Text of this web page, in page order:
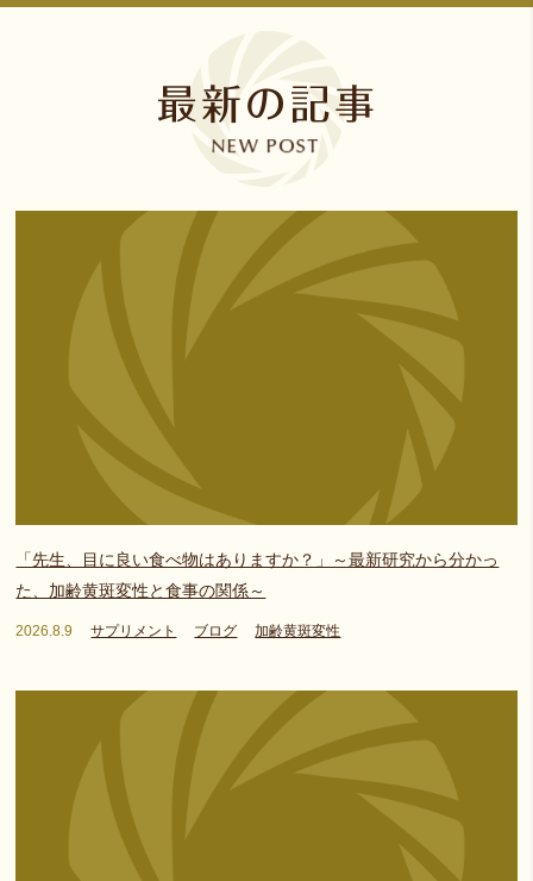
「先生、目に良い食べ物はありますか？」～最新研究から分かっ
た、加齢黄斑変性と食事の関係～
2026.8.9 サプリメント ブログ 加齢黄斑変性